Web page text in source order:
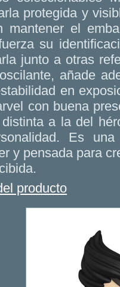
protegida y
mantener el
su
junto a otras
añade
en
con buena
a la del
Es
y pensada para
producto